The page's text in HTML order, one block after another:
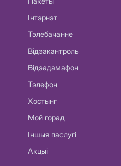
Інтэрнэт
Тэлебачанне
Відэакантроль
Відэадамафон
Тэлефон
Хостынг
Мой горад
Іншыя паслугі
Акцыі